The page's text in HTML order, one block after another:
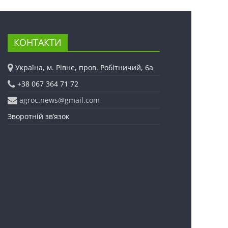
КОНТАКТИ
Україна, м. Рівне, пров. Робітничий, 6а
+38 067 364 71 72
agroc.news@gmail.com
Зворотній зв’язок